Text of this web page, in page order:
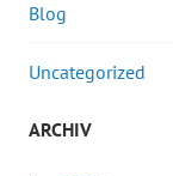
Blog
Uncategorized
ARCHIV